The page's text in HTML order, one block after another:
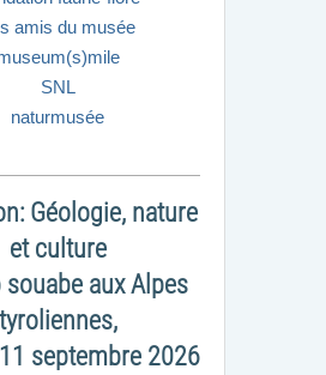
amis du musée
SNL
naturmusée
Géologie, nature
et culture
souabe aux Alpes
tyroliennes,
septembre 2026